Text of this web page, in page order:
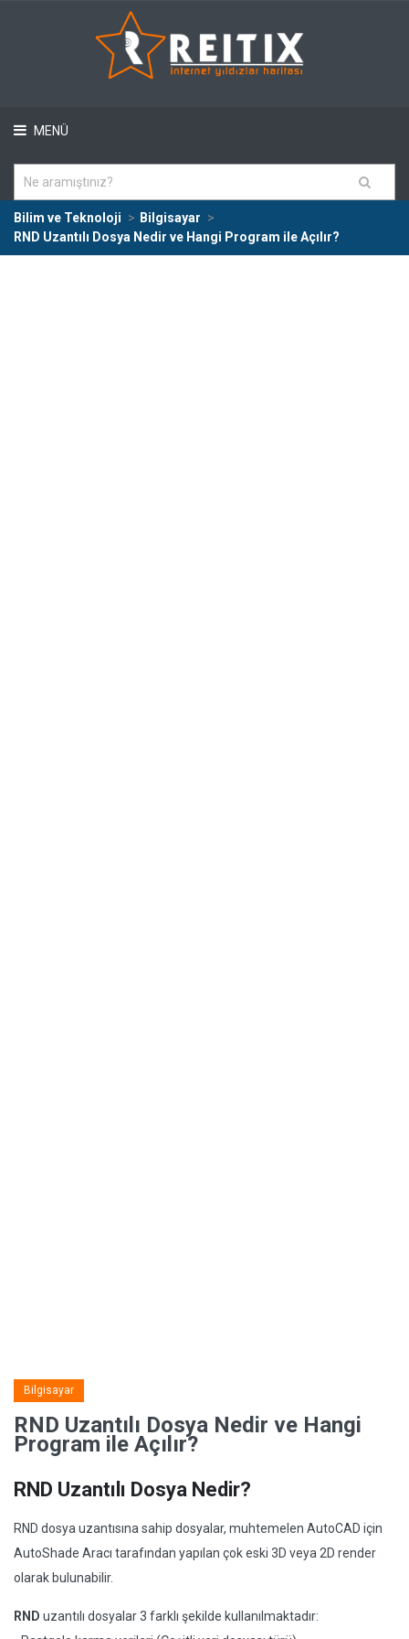
MENÜ
Bilim ve Teknoloji
Bilgisayar
RND Uzantılı Dosya Nedir ve Hangi Program ile Açılır?
Bilgisayar
RND Uzantılı Dosya Nedir ve Hangi
Program ile Açılır?
RND Uzantılı Dosya Nedir?
RND dosya uzantısına sahip dosyalar, muhtemelen AutoCAD için
AutoShade Aracı tarafından yapılan çok eski 3D veya 2D render
olarak bulunabilir.
RND uzantılı dosyalar 3 farklı şekilde kullanılmaktadır: